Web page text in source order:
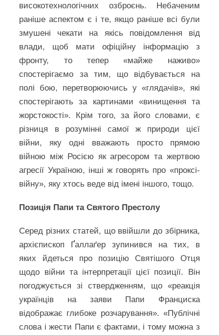
високотехнологічних озброєнь. Небаченим
раніше аспектом є і те, якщо раніше всі були
змушені чекати на якісь повідомлення від
влади, щоб мати офіційну інформацію з
фронту, то тепер «майже наживо»
спостерігаємо за тим, що відбувається на
полі бою, перетворюючись у «глядачів», які
спостерігають за картинами «винищення та
жорстокості». Крім того, за його словами, є
різниця в розумінні самої ж природи цієї
війни, яку одні вважають просто прямою
війною між Росією як агресором та жертвою
агресії Україною, інші ж говорять про «проксі-
війну», яку хтось веде від імені іншого, тощо.
Позиція Папи та Святого Престолу
Серед різних статей, що ввійшли до збірника,
архієпископ Ґаллаґер зупинився на тих, в
яких йдеться про позицію Святішого Отця
щодо війни та інтерпретації цієї позиції. Він
погоджується зі ствердженням, що «реакція
українців на заяви Папи Франциска
відображає глибоке розчарування». «Публічні
слова і жести Папи є фактами, і тому можна з